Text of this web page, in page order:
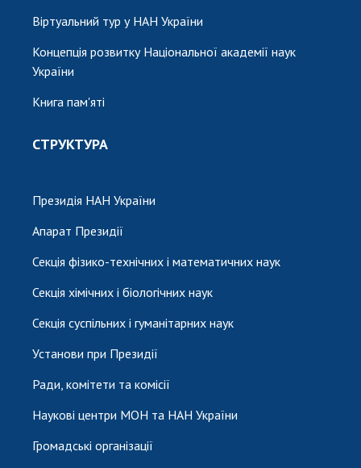
Віртуальний тур у НАН України
Концепція розвитку Національної академії наук
України
Книга пам'яті
СТРУКТУРА
Президія НАН України
Апарат Президії
Секція фізико-технічних і математичних наук
Секція хімічних і біологічних наук
Секція суспільних і гуманітарних наук
Установи при Президії
Ради, комітети та комісії
Наукові центри МОН та НАН України
Громадські організації